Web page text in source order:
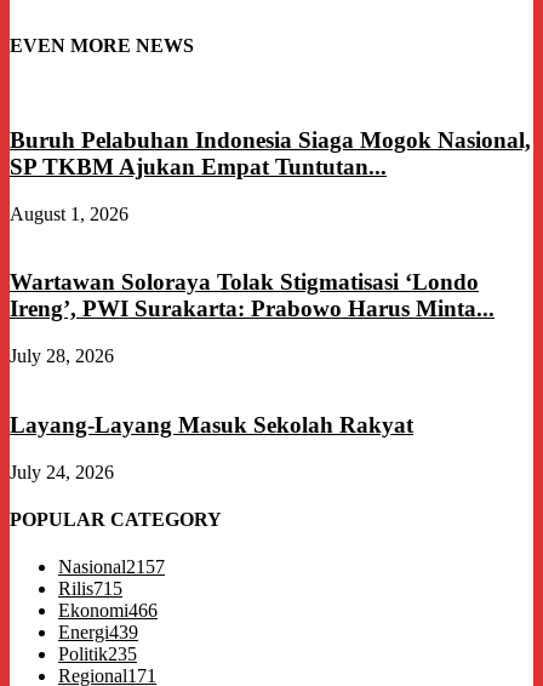
EVEN MORE NEWS
Buruh Pelabuhan Indonesia Siaga Mogok Nasional,
SP TKBM Ajukan Empat Tuntutan...
August 1, 2026
Wartawan Soloraya Tolak Stigmatisasi ‘Londo
Ireng’, PWI Surakarta: Prabowo Harus Minta...
July 28, 2026
Layang-Layang Masuk Sekolah Rakyat
July 24, 2026
POPULAR CATEGORY
Nasional2157
Rilis715
Ekonomi466
Energi439
Politik235
Regional171